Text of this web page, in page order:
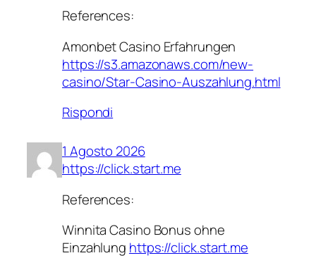
References:
Amonbet Casino Erfahrungen
https://s3.amazonaws.com/new-
casino/Star-Casino-Auszahlung.html
Rispondi
1 Agosto 2026
https://click.start.me
References:
Winnita Casino Bonus ohne
Einzahlung https://click.start.me